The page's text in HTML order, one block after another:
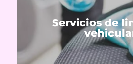
Servicios de
Tapizados de
Ver servicios